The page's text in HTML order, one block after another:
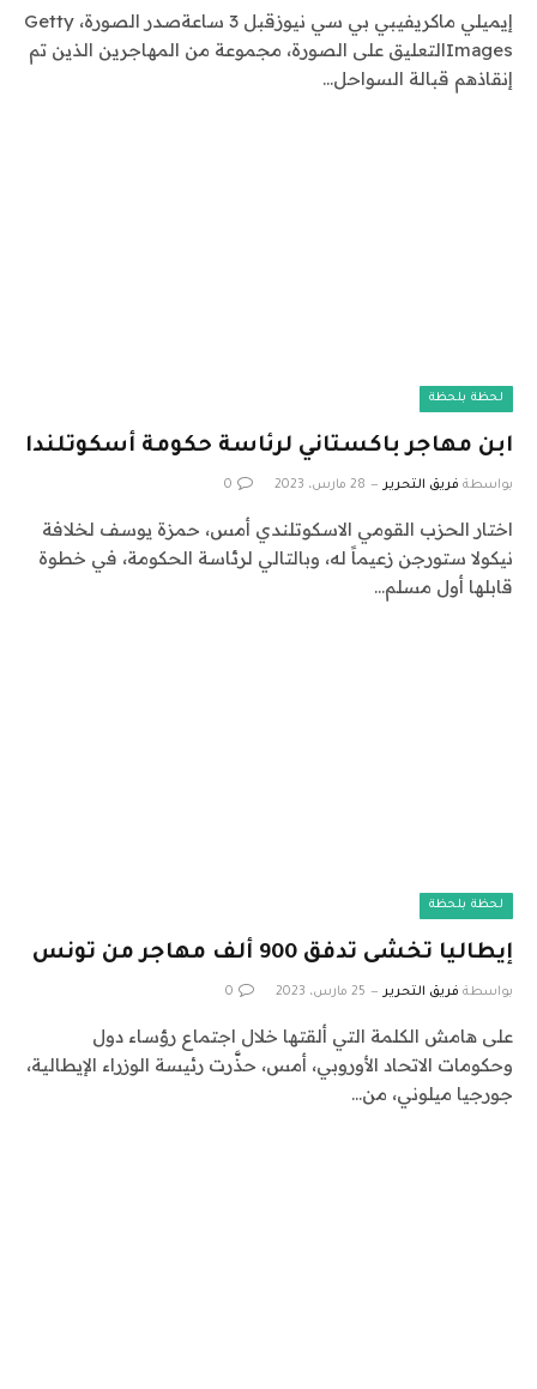
إيميلي ماكريفيبي بي سي نيوزقبل 3 ساعةصدر الصورة، Getty
Imagesالتعليق على الصورة، مجموعة من المهاجرين الذين تم
إنقاذهم قبالة السواحل…
لحظة بلحظة
ابن مهاجر باكستاني لرئاسة حكومة أسكوتلندا
بواسطة فريق التحرير 28 مارس، 2023 0
اختار الحزب القومي الاسكوتلندي أمس، حمزة يوسف لخلافة
نيكولا ستورجن زعيماً له، وبالتالي لرئاسة الحكومة، في خطوة
قابلها أول مسلم…
لحظة بلحظة
إيطاليا تخشى تدفق 900 ألف مهاجر من تونس
بواسطة فريق التحرير 25 مارس، 2023 0
على هامش الكلمة التي ألقتها خلال اجتماع رؤساء دول
وحكومات الاتحاد الأوروبي، أمس، حذَّرت رئيسة الوزراء الإيطالية،
جورجيا ميلوني، من…